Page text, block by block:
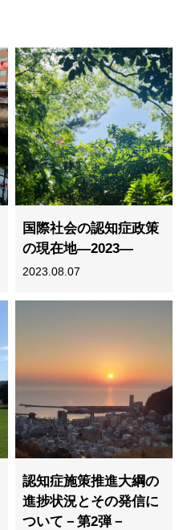
国際社会の認知症政策
の現在地―2023―
2023.08.07
認知症施策推進大綱の
進捗状況とその発信に
ついて－第2弾－